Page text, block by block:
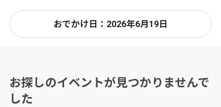
おでかけ日：2026年6月19日
お探しのイベントが見つかりませんで
した